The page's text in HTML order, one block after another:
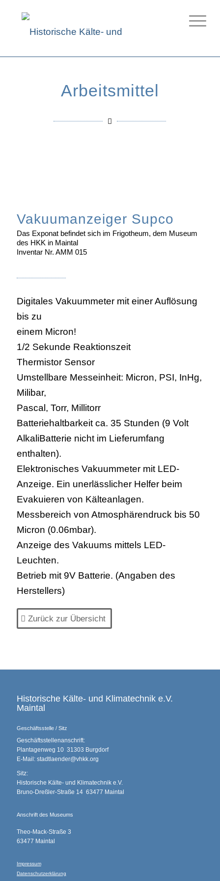
Arbeitsmittel
Vakuumanzeiger Supco
Das Exponat befindet sich im Frigotheum, dem Museum
des HKK in Maintal
Inventar Nr. AMM 015
Digitales Vakuummeter mit einer Auflösung
bis zu
einem Micron!
1/2 Sekunde Reaktionszeit
Thermistor Sensor
Umstellbare Messeinheit: Micron, PSI, InHg,
Milibar,
Pascal, Torr, Millitorr
Batteriehaltbarkeit ca. 35 Stunden (9 Volt
AlkaliBatterie nicht im Lieferumfang
enthalten).
Elektronisches Vakuummeter mit LED-
Anzeige. Ein unerlässlicher Helfer beim
Evakuieren von Kälteanlagen.
Messbereich von Atmosphärendruck bis 50
Micron (0.06mbar).
Anzeige des Vakuums mittels LED-
Leuchten.
Betrieb mit 9V Batterie. (Angaben des
Herstellers)
Zurück zur Übersicht
Historische Kälte- und Klimatechnik e.V.
Maintal
Geschäftsstelle / Sitz
Geschäftsstellenanschrift:
Plantagenweg 10 31303 Burgdorf
E-Mail: stadtlaender@vhkk.org
Sitz:
Historische Kälte- und Klimatechnik e.V.
Bruno-Dreßler-Straße 14 63477 Maintal
Anschrift des Museums
Theo-Mack-Straße 3
63477 Maintal
Impressum
Datenschutzerklärung